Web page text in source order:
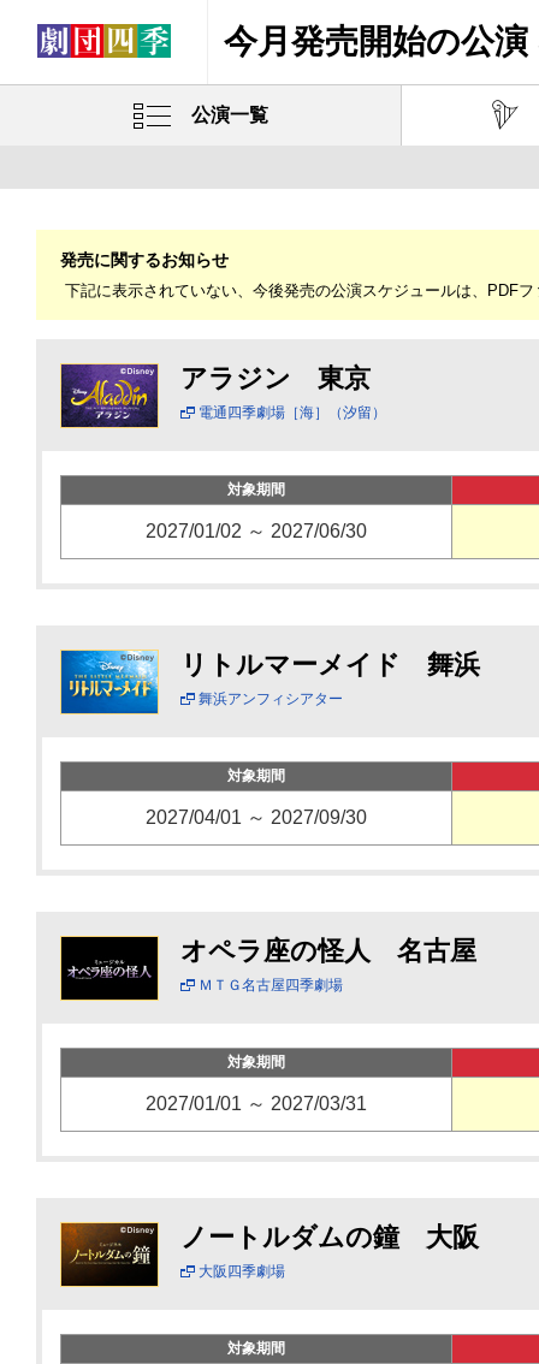
今月発売開始の公演
公演一覧
発売に関するお知らせ
下記に表示されていない、今後発売の公演スケジュールは、PDF
アラジン 東京
電通四季劇場［海］（汐留）
対象期間
2027/01/02 ～ 2027/06/30
リトルマーメイド 舞浜
舞浜アンフィシアター
対象期間
2027/04/01 ～ 2027/09/30
オペラ座の怪人 名古屋
ＭＴＧ名古屋四季劇場
対象期間
2027/01/01 ～ 2027/03/31
ノートルダムの鐘 大阪
大阪四季劇場
対象期間